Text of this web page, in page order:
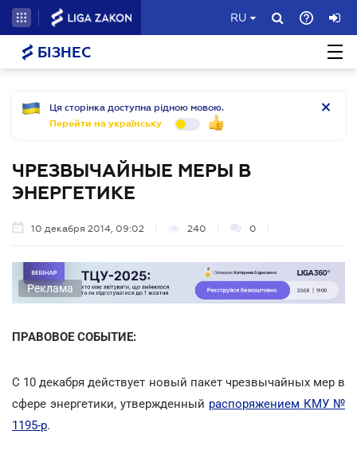
RU
БІЗНЕС
Ця сторінка доступна рідною мовою.
Перейти на українську
ЧРЕЗВЫЧАЙНЫЕ МЕРЫ В
ЭНЕРГЕТИКЕ
10 декабря 2014, 09:02 240 0
Реклама
ПРАВОВОЕ СОБЫТИЕ:
С 10 декабря действует новый пакет чрезвычайных мер в
сфере энергетики, утвержденный распоряжением КМУ №
1195-р.